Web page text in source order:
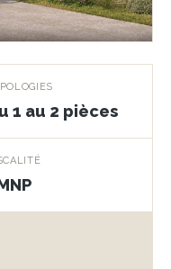
45140
1 au 2 pièces